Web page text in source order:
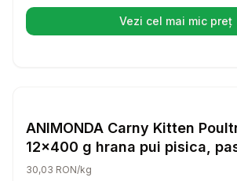
Vezi cel mai mic preț
(se
ANIMONDA Carny Kitten
12x400 g hrana pui pisica,
30,03 RON/kg